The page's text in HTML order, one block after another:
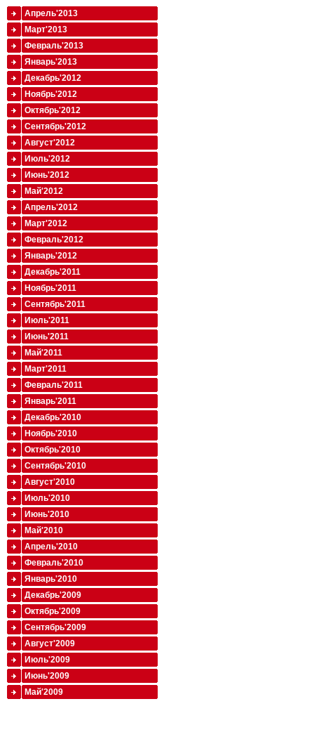
Апрель'2013
Март'2013
Февраль'2013
Январь'2013
Декабрь'2012
Ноябрь'2012
Октябрь'2012
Сентябрь'2012
Август'2012
Июль'2012
Июнь'2012
Май'2012
Апрель'2012
Март'2012
Февраль'2012
Январь'2012
Декабрь'2011
Ноябрь'2011
Сентябрь'2011
Июль'2011
Июнь'2011
Май'2011
Март'2011
Февраль'2011
Январь'2011
Декабрь'2010
Ноябрь'2010
Октябрь'2010
Сентябрь'2010
Август'2010
Июль'2010
Июнь'2010
Май'2010
Апрель'2010
Февраль'2010
Январь'2010
Декабрь'2009
Октябрь'2009
Сентябрь'2009
Август'2009
Июль'2009
Июнь'2009
Май'2009